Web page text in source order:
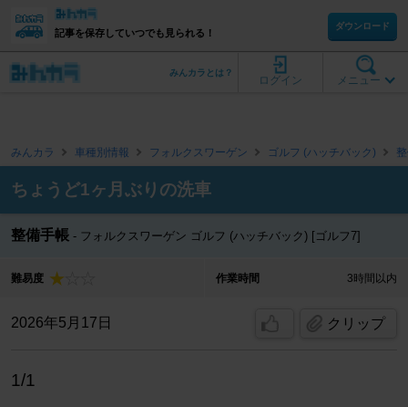
記事を保存していつでも見られる！
ダウンロード
メニュー
ログイン
みんカラとは？
みんカラ 車種別情報 フォルクスワーゲン ゴルフ (ハッチバック)
ちょうど1ヶ月ぶりの洗車
整備手帳 フォルクスワーゲン ゴルフ (ハッチバック) [ゴルフ7]
難易度 作業時間 3時間以内
2026年5月17日 クリップ
1/1